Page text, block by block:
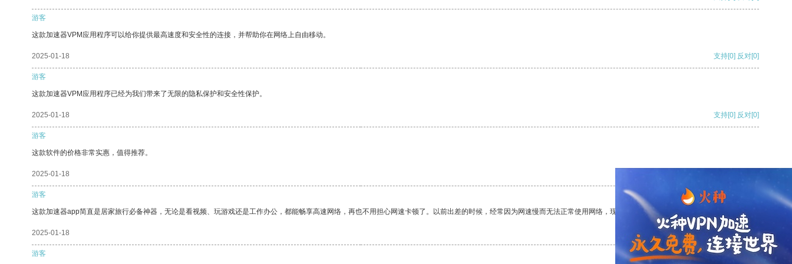
游客
这款加速器VPM应用程序可以给你提供最高速度和安全性的连接，并帮助你在网络上自由移动。
2025-01-18 支持[0] 反对[0]
游客
这款加速器VPM应用程序已经为我们带来了无限的隐私保护和安全性保护。
2025-01-18 支持[0] 反对[0]
游客
这款软件的价格非常实惠，值得推荐。
2025-01-18
游客
这款加速器app简直是居家旅行必备神器，无论是看视频、玩游戏还是工作办公，都能畅享高速网络，再也不用担心网速卡顿了。以前出差的时候，经常因为网速慢而无法正常使用网络，现在有了这个app，我再也不用担心了。
2025-01-18 支持 [0] 反对 [0]
游客